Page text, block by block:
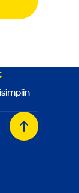
Takaisin